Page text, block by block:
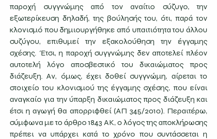
παροχή συγγνώμης από τον αναίτιο σύζυγο, την
εξωτερίκευση δηλαδή, της βούλησής του, ότι, παρά τον
κλονισμό που δημιουργήθηκε από υπαιτιότητα του άλλου
συζύγου, επιθυμεί την εξακολούθηση την έγγαμης
σχέσης. Έτσι, η παροχή συγγνώμης δεν αποτελεί πλέον
αυτοτελή λόγο αποσβεστικό του δικαιώματος προς
διάζευξη. Αν, όμως, έχει δοθεί συγγνώμη, αίρεται το
στοιχείο του κλονισμού της έγγαμης σχέσης, που είναι
αναγκαίο για την ύπαρξη δικαιώματος προς διάζευξη και
έτσι η αγωγή θα απορριφθεί (ΑΠ 345/2010). Περαιτέρω,
σύμφωνα με το άρθρο 1843 ΑΚ, ο λόγος της αποκλήρωσης
πρέπει να υπάρχει κατά το χρόνο που συντάσσεται η